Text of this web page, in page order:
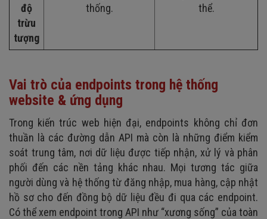
độ
trừu
tượng
thống.
thể.
Vai trò của endpoints trong hệ thống
website & ứng dụng
Trong kiến trúc web hiện đại, endpoints không chỉ đơn
thuần là các đường dẫn API mà còn là những điểm kiểm
soát trung tâm, nơi dữ liệu được tiếp nhận, xử lý và phân
phối đến các nền tảng khác nhau. Mọi tương tác giữa
người dùng và hệ thống từ đăng nhập, mua hàng, cập nhật
hồ sơ cho đến đồng bộ dữ liệu đều đi qua các endpoint.
Có thể xem endpoint trong API như “xương sống” của toàn